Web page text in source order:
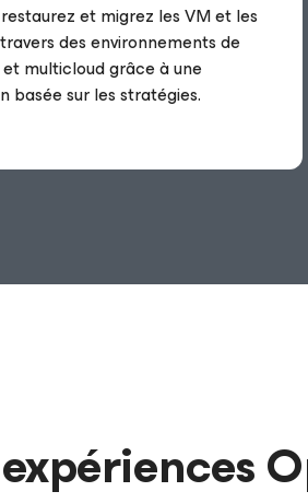
et migrez les VM et les
des environnements de
multicloud grâce à une
basée sur les stratégies.